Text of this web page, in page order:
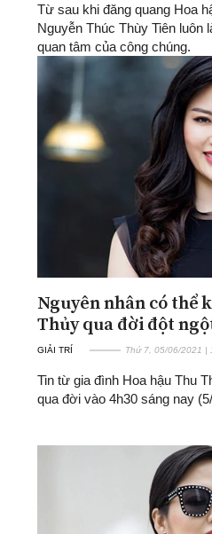
Từ sau khi đăng quang Hoa
Nguyễn Thúc Thùy Tiên
quan tâm của công chúng.
Nguyên nhân có thể
Thủy qua đời đột
GIẢI TRÍ Thứ 7, 05/06/2021 |
Tin từ gia đình Hoa hậu Thu
qua đời vào 4h30 sáng nay